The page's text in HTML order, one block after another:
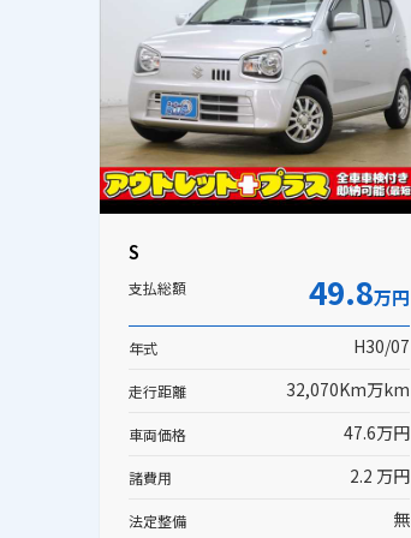
S
支払総額 49.8万円
年式 H30/07
走行距離 32,070Km万km
車両価格 47.6万円
諸費用 2.2 万円
法定整備 無